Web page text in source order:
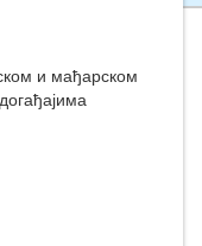
и мађарском